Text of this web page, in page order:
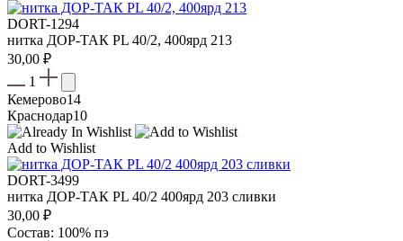
DORT-1294
нитка ДОР-ТАК PL 40/2, 400ярд 213
30,00 ₽
1
Кемерово14
Краснодар10
Add to Wishlist
DORT-3499
нитка ДОР-ТАК PL 40/2 400ярд 203 сливки
30,00 ₽
Состав: 100% пэ